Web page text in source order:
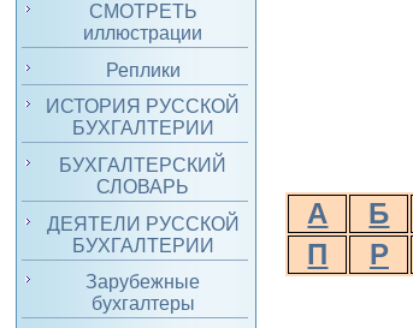
СМОТРЕТЬ
иллюстрации
Реплики
ИСТОРИЯ РУССКОЙ
БУХГАЛТЕРИИ
БУХГАЛТЕРСКИЙ
СЛОВАРЬ
ДЕЯТЕЛИ РУССКОЙ
БУХГАЛТЕРИИ
Зарубежные
бухгалтеры
А Б
П
Р